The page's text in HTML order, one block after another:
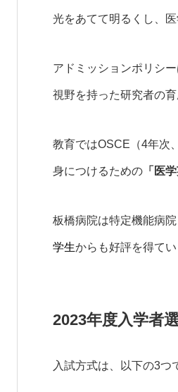
光をあてて明るくし、
アドミッションポリシ
視野を持った研究者の
教育ではOSCE（4年次
身につけるための 「医
板橋病院は特定機能病院
学生からも好評を得てい
2023年度入学者
入試方式は、以下の3つ